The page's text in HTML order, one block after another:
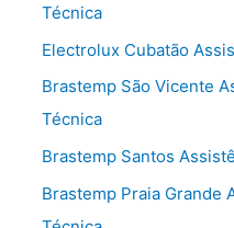
Técnica
Electrolux Cubatão
Brastemp São Vicente
Técnica
Brastemp Santos
Brastemp Praia Grande